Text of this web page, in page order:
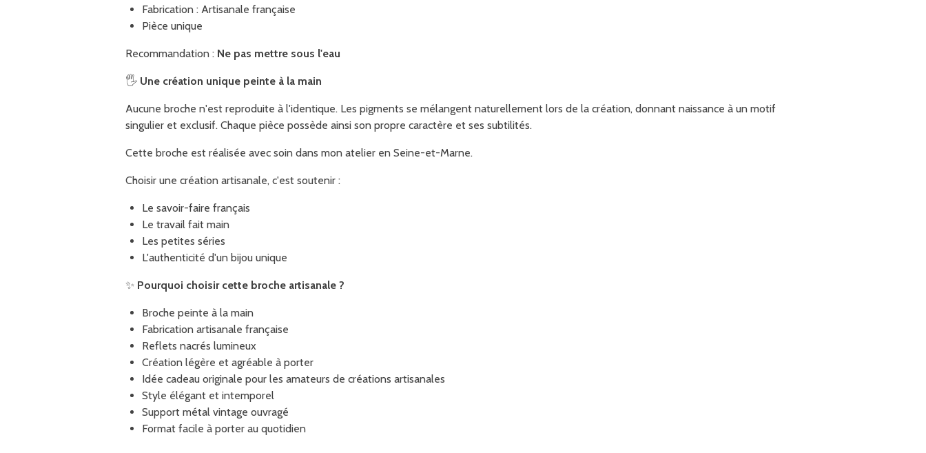
Fabrication : Artisanale française
Pièce unique
Recommandation : Ne pas mettre sous l'eau
🖐️ Une création unique peinte à la main
Aucune broche n'est reproduite à l'identique. Les pigments se mélangent naturellement lors de la création, donnant naissance à un motif
singulier et exclusif. Chaque pièce possède ainsi son propre caractère et ses subtilités.
Cette broche est réalisée avec soin dans mon atelier en Seine-et-Marne.
Choisir une création artisanale, c'est soutenir :
Le savoir-faire français
Le travail fait main
Les petites séries
L'authenticité d'un bijou unique
✨ Pourquoi choisir cette broche artisanale ?
Broche peinte à la main
Fabrication artisanale française
Reflets nacrés lumineux
Création légère et agréable à porter
Idée cadeau originale pour les amateurs de créations artisanales
Style élégant et intemporel
Support métal vintage ouvragé
Format facile à porter au quotidien